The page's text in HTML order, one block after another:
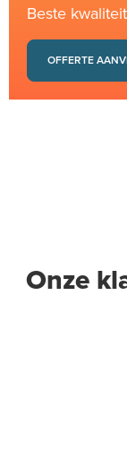
Beste
OFFERTE
Onze